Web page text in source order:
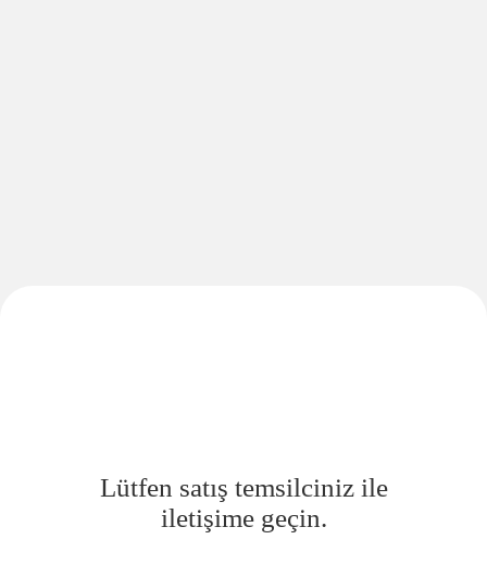
Lütfen satış temsilciniz ile
iletişime geçin.